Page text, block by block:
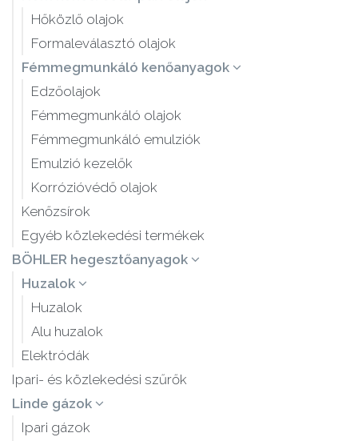
Hőközlő olajok
Formaleválasztó olajok
Fémmegmunkáló kenőanyagok
Edzőolajok
Fémmegmunkáló olajok
Fémmegmunkáló emulziók
Emulzió kezelők
Korrózióvédő olajok
Kenőzsírok
Egyéb közlekedési termékek
BÖHLER hegesztőanyagok
Huzalok
Huzalok
Alu huzalok
Elektródák
Ipari- és közlekedési szűrők
Linde gázok
Ipari gázok